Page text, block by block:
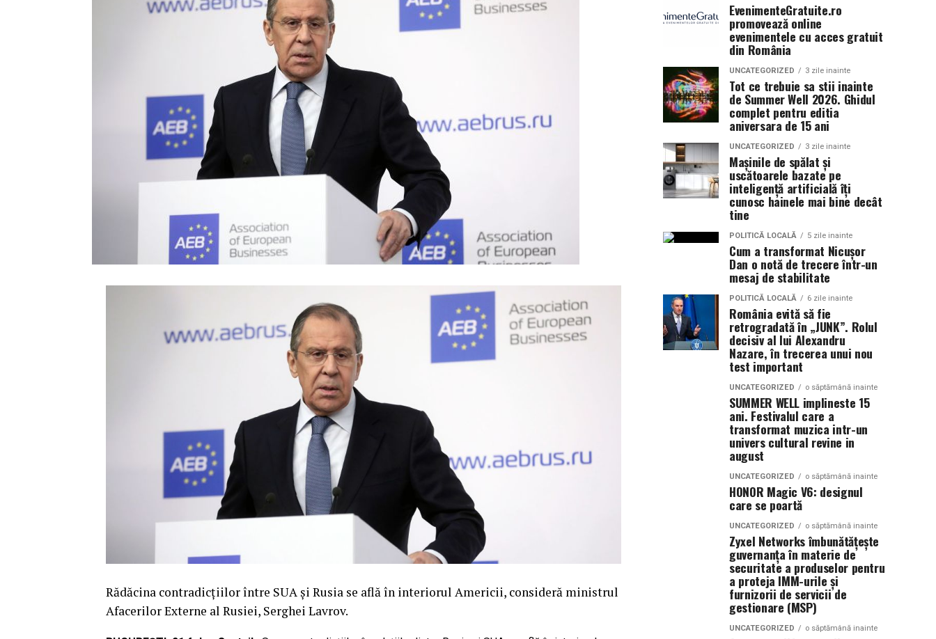
Rădăcina contradicțiilor între SUA și Rusia se află în interiorul Americii, consideră ministrul
Afacerilor Externe al Rusiei, Serghei Lavrov.
EvenimenteGratuite.ro
promovează online
evenimentele cu acces gratuit
din România
UNCATEGORIZED 3 zile inainte
Tot ce trebuie sa stii inainte
de Summer Well 2026. Ghidul
complet pentru editia
aniversara de 15 ani
UNCATEGORIZED 3 zile inainte
Mașinile de spălat și
uscătoarele bazate pe
inteligență artificială îți
cunosc hainele mai bine decât
tine
POLITICĂ LOCALĂ 5 zile inainte
Cum a transformat Nicușor
Dan o notă de trecere într-un
mesaj de stabilitate
POLITICĂ LOCALĂ 6 zile inainte
România evită să fie
retrogradată în „JUNK”. Rolul
decisiv al lui Alexandru
Nazare, în trecerea unui nou
test important
UNCATEGORIZED o săptămână inainte
SUMMER WELL implineste 15
ani. Festivalul care a
transformat muzica intr-un
univers cultural revine in
august
UNCATEGORIZED o săptămână inainte
HONOR Magic V6: designul
care se poartă
UNCATEGORIZED o săptămână inainte
Zyxel Networks îmbunătățește
guvernanța în materie de
securitate a produselor pentru
a proteja IMM-urile și
furnizorii de servicii de
gestionare (MSP)
UNCATEGORIZED o săptămână inainte